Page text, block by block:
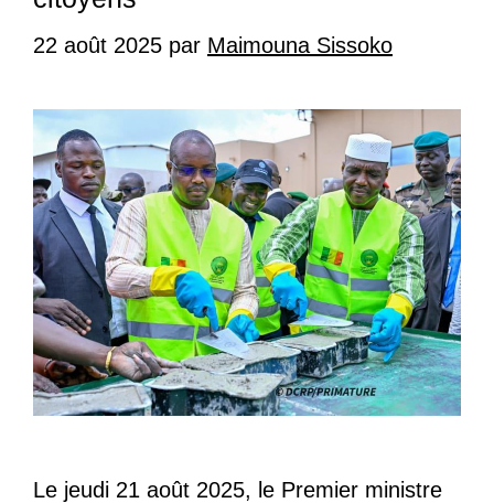
22 août 2025 par Maimouna Sissoko
Le jeudi 21 août 2025, le Premier ministre